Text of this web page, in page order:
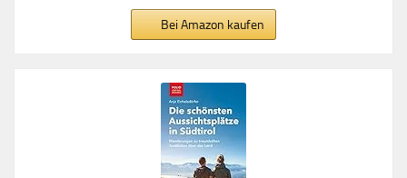
Bei Amazon kaufen